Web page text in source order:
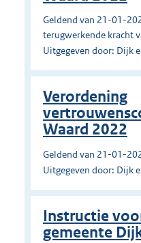
Geldend van 21-01-
terugwerkende kracht
Uitgegeven door: Dijk
Verordening
Waard 2022
Geldend van 21-01-
Uitgegeven door: Dijk
Instructie
gemeente